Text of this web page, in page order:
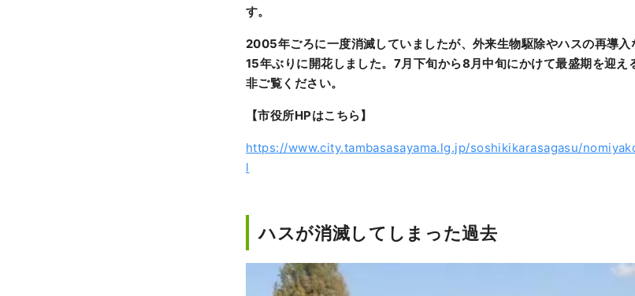
す。
2005年ごろに一度消滅していましたが、外来生物駆除やハスの再導
15年ぶりに開花しました。7月下旬から8月中旬にかけて最盛期を迎え
非ご覧ください。
【市役所HPはこちら】
https://www.city.tambasasayama.lg.jp/soshikikarasagasu/
l
ハスが消滅してしまった過去